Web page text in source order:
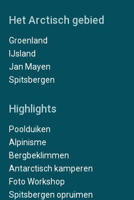
Het Arctisch gebied
Groenland
IJsland
Jan Mayen
Spitsbergen
Highlights
Poolduiken
Alpinisme
Bergbeklimmen
Antarctisch kamperen
Foto Workshop
Spitsbergen opruimen